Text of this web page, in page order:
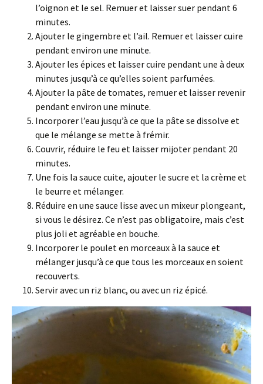
l’oignon et le sel. Remuer et laisser suer pendant 6
minutes.
Ajouter le gingembre et l’ail. Remuer et laisser cuire
pendant environ une minute.
Ajouter les épices et laisser cuire pendant une à deux
minutes jusqu’à ce qu’elles soient parfumées.
Ajouter la pâte de tomates, remuer et laisser revenir
pendant environ une minute.
Incorporer l’eau jusqu’à ce que la pâte se dissolve et
que le mélange se mette à frémir.
Couvrir, réduire le feu et laisser mijoter pendant 20
minutes.
Une fois la sauce cuite, ajouter le sucre et la crème et
le beurre et mélanger.
Réduire en une sauce lisse avec un mixeur plongeant,
si vous le désirez. Ce n’est pas obligatoire, mais c’est
plus joli et agréable en bouche.
Incorporer le poulet en morceaux à la sauce et
mélanger jusqu’à ce que tous les morceaux en soient
recouverts.
Servir avec un riz blanc, ou avec un riz épicé.